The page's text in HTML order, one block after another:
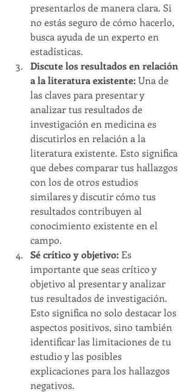
presentarlos de manera clara. Si
no estás seguro de cómo hacerlo,
busca ayuda de un experto en
estadísticas.
Discute los resultados en relación
a la literatura existente: Una de
las claves para presentar y
analizar tus resultados de
investigación en medicina es
discutirlos en relación a la
literatura existente. Esto significa
que debes comparar tus hallazgos
con los de otros estudios
similares y discutir cómo tus
resultados contribuyen al
conocimiento existente en el
campo.
Sé crítico y objetivo: Es
importante que seas crítico y
objetivo al presentar y analizar
tus resultados de investigación.
Esto significa no solo destacar los
aspectos positivos, sino también
identificar las limitaciones de tu
estudio y las posibles
explicaciones para los hallazgos
negativos.